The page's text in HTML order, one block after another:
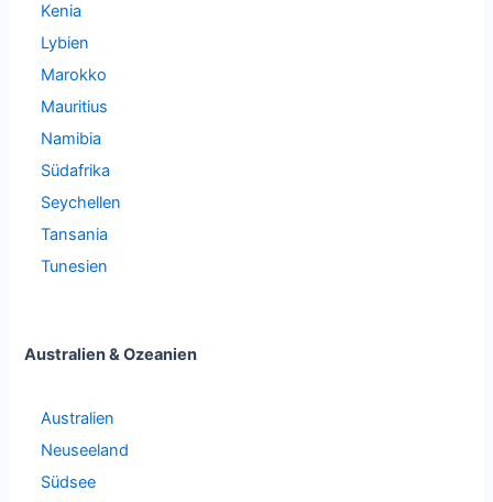
Kenia
Lybien
Marokko
Mauritius
Namibia
Südafrika
Seychellen
Tansania
Tunesien
Australien & Ozeanien
Australien
Neuseeland
Südsee